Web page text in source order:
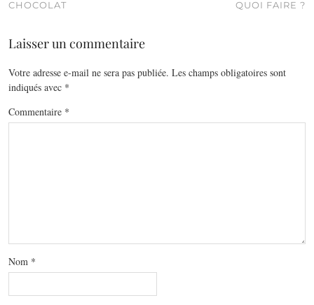
CHOCOLAT
QUOI FAIRE ?
Laisser un commentaire
Votre adresse e-mail ne sera pas publiée. Les champs obligatoires sont
indiqués avec *
Commentaire *
Nom *